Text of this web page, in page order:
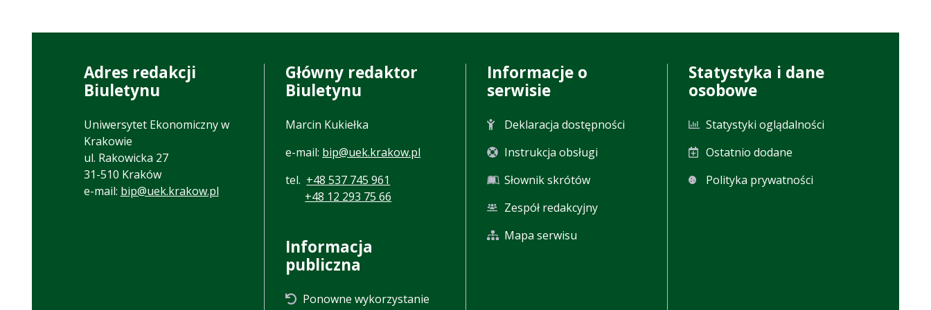
Adres redakcji
Biuletynu
Uniwersytet Ekonomiczny w
Krakowie
ul. Rakowicka 27
31-510 Kraków
e-mail: bip@uek.krakow.pl
Główny redaktor
Biuletynu
Marcin Kukiełka
e-mail: bip@uek.krakow.pl
tel. +48 537 745 961
+48 12 293 75 66
Informacja
publiczna
Ponowne wykorzystanie
Informacje o
serwisie
Deklaracja dostępności
Instrukcja obsługi
Słownik skrótów
Zespół redakcyjny
Mapa serwisu
Statystyka i dane
osobowe
Statystyki oglądalności
Ostatnio dodane
Polityka prywatności